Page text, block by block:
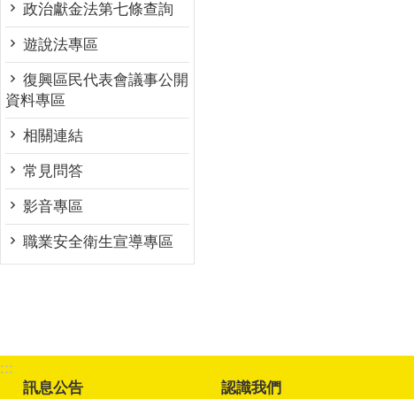
政治獻金法第七條查詢
遊說法專區
復興區民代表會議事公開
資料專區
相關連結
常見問答
影音專區
職業安全衛生宣導專區
:::
訊息公告
認識我們